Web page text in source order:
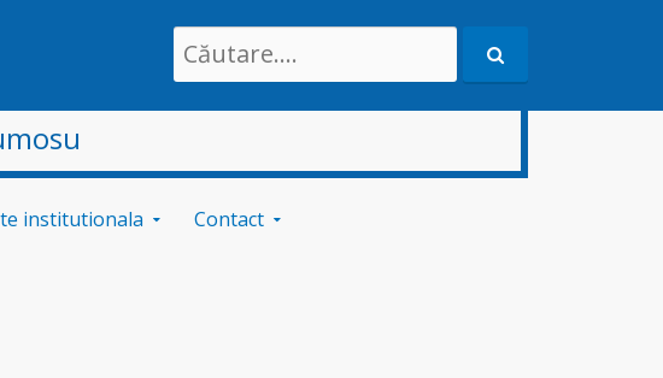
Search
for:
institutionala Contact